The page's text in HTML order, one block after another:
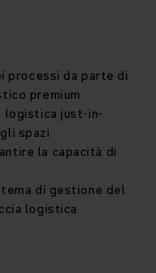
processi da parte di
premium
logistica just-in-
spazi
la capacità di
di gestione del
logistica